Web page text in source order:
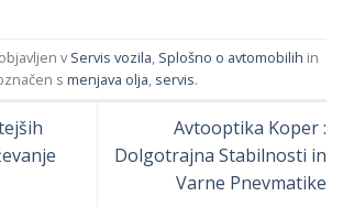
vServis vozila, Splošno o avtomobilih in
s menjava olja, servis.
Avtooptika Koper :
Dolgotrajna Stabilnosti in
Varne Pnevmatike